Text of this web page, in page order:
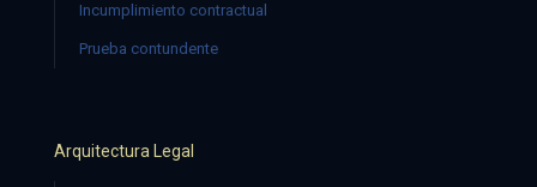
Incumplimiento contractual
Prueba contundente
Arquitectura Legal